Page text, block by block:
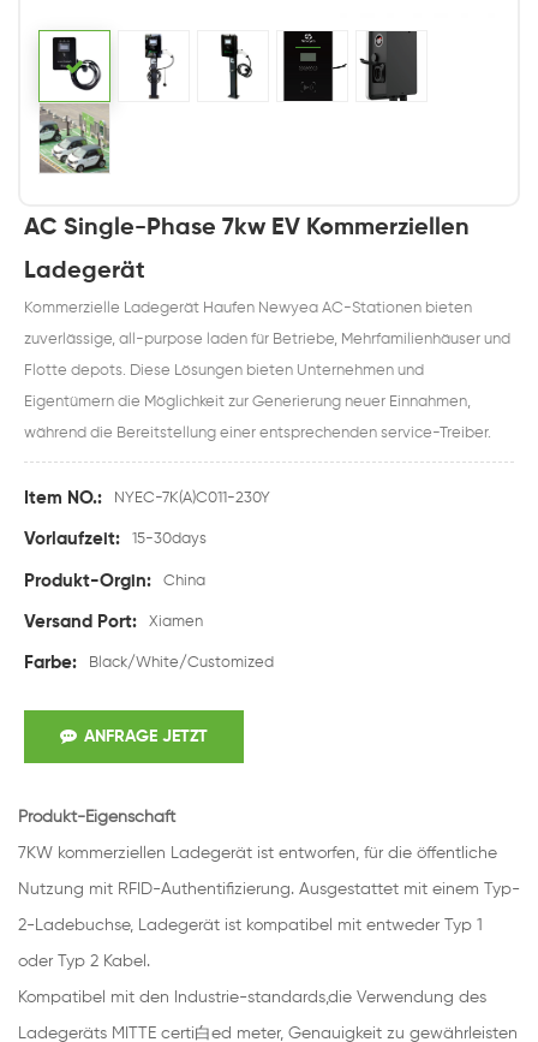
AC Single-Phase 7kw EV Kommerziellen
Ladegerät
Kommerzielle Ladegerät Haufen Newyea AC-Stationen bieten
zuverlässige, all-purpose laden für Betriebe, Mehrfamilienhäuser und
Flotte depots. Diese Lösungen bieten Unternehmen und
Eigentümern die Möglichkeit zur Generierung neuer Einnahmen,
während die Bereitstellung einer entsprechenden service-Treiber.
Item NO.: NYEC-7K(A)C011-230Y
Vorlaufzeit: 15-30days
Produkt-Orgin: China
Versand Port: Xiamen
Farbe: Black/White/Customized
ANFRAGE JETZT
Produkt-Eigenschaft
7KW kommerziellen Ladegerät ist entworfen, für die öffentliche
Nutzung mit RFID-Authentifizierung. Ausgestattet mit einem Typ-
2-Ladebuchse, Ladegerät ist kompatibel mit entweder Typ 1
oder Typ 2 Kabel.
Kompatibel mit den Industrie-standards,die Verwendung des
Ladegeräts MITTE certi白ed meter, Genauigkeit zu gewährleisten